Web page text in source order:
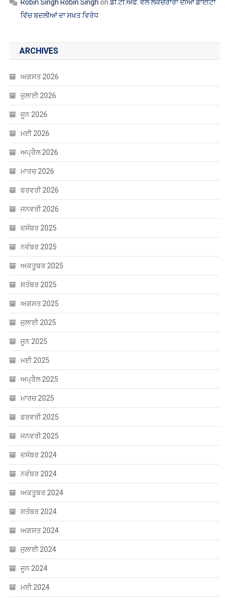
Robin Singh Robin Singh onਡੀ.ਟੀ.ਐੱਫ. ਵੱਲੋਂ ਲੈਕਚਰਾਰਾਂ ਦੀਆਂ ਡਾਈਟਾਂ
ਵਿੱਚ ਬਦਲੀਆਂ ਦਾ ਸਖ਼ਤ ਵਿਰੋਧ
ARCHIVES
ਅਗਸਤ 2026
ਜੁਲਾਈ 2026
ਜੂਨ 2026
ਮਈ 2026
ਅਪ੍ਰੈਲ 2026
ਮਾਰਚ 2026
ਫਰਵਰੀ 2026
ਜਨਵਰੀ 2026
ਦਸੰਬਰ 2025
ਨਵੰਬਰ 2025
ਅਕਤੂਬਰ 2025
ਸਤੰਬਰ 2025
ਅਗਸਤ 2025
ਜੁਲਾਈ 2025
ਜੂਨ 2025
ਮਈ 2025
ਅਪ੍ਰੈਲ 2025
ਮਾਰਚ 2025
ਫਰਵਰੀ 2025
ਜਨਵਰੀ 2025
ਦਸੰਬਰ 2024
ਨਵੰਬਰ 2024
ਅਕਤੂਬਰ 2024
ਸਤੰਬਰ 2024
ਅਗਸਤ 2024
ਜੁਲਾਈ 2024
ਜੂਨ 2024
ਮਈ 2024